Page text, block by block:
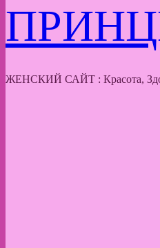
ЖЕНСКИЙ САЙТ : Красота,